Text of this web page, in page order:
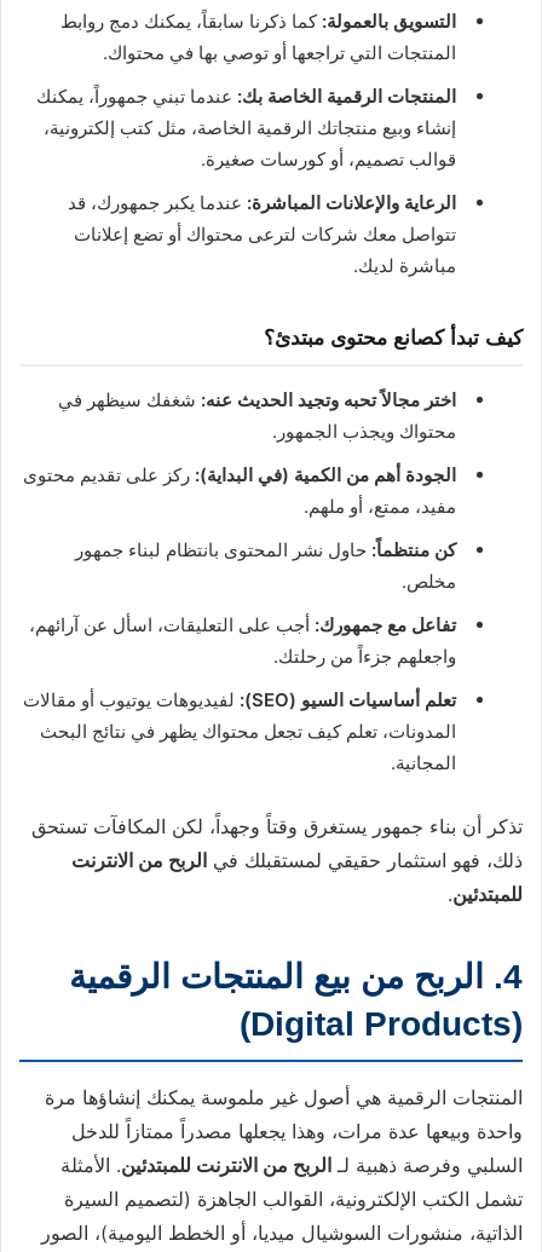
التسويق بالعمولة: كما ذكرنا سابقاً، يمكنك دمج روابط
المنتجات التي تراجعها أو توصي بها في محتواك.
المنتجات الرقمية الخاصة بك: عندما تبني جمهوراً، يمكنك
إنشاء وبيع منتجاتك الرقمية الخاصة، مثل كتب إلكترونية،
قوالب تصميم، أو كورسات صغيرة.
الرعاية والإعلانات المباشرة: عندما يكبر جمهورك، قد
تتواصل معك شركات لترعى محتواك أو تضع إعلانات
مباشرة لديك.
كيف تبدأ كصانع محتوى مبتدئ؟
اختر مجالاً تحبه وتجيد الحديث عنه: شغفك سيظهر في
محتواك ويجذب الجمهور.
الجودة أهم من الكمية (في البداية): ركز على تقديم محتوى
مفيد، ممتع، أو ملهم.
كن منتظماً: حاول نشر المحتوى بانتظام لبناء جمهور
مخلص.
تفاعل مع جمهورك: أجب على التعليقات، اسأل عن آرائهم،
واجعلهم جزءاً من رحلتك.
تعلم أساسيات السيو (SEO):
لفيديوهات يوتيوب أو مقالات
المدونات، تعلم كيف تجعل محتواك يظهر في نتائج البحث
المجانية.
تذكر أن بناء جمهور يستغرق وقتاً وجهداً، لكن المكافآت تستحق
ذلك، فهو استثمار حقيقي لمستقبلك في الربح من الانترنت
للمبتدئين.
4. الربح من بيع المنتجات الرقمية
(Digital Products)
المنتجات الرقمية هي أصول غير ملموسة يمكنك إنشاؤها مرة
واحدة وبيعها عدة مرات، وهذا يجعلها مصدراً ممتازاً للدخل
السلبي وفرصة ذهبية لـ الربح من الانترنت للمبتدئين. الأمثلة
تشمل الكتب الإلكترونية، القوالب الجاهزة (لتصميم السيرة
الذاتية، منشورات السوشيال ميديا، أو الخطط اليومية)، الصور